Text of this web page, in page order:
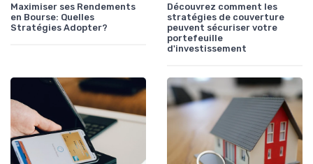
Maximiser ses Rendements
en Bourse: Quelles
Stratégies Adopter?
Découvrez comment les
stratégies de couverture
peuvent sécuriser votre
portefeuille
d'investissement